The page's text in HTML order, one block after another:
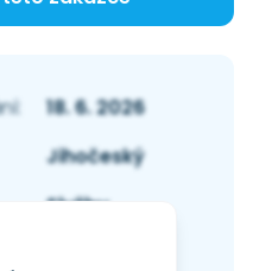
18. 6. 2026
Jihočeský
Služby